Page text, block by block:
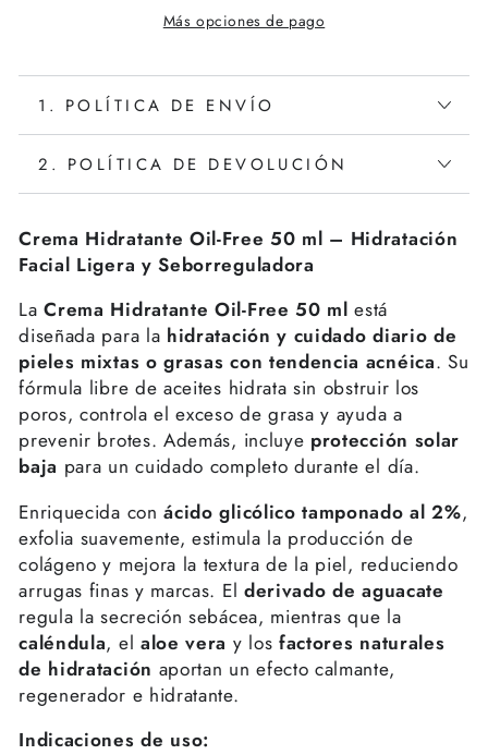
Más opciones de pago
1. POLÍTICA DE ENVÍO
2. POLÍTICA DE DEVOLUCIÓN
Crema Hidratante Oil-Free 50 ml – Hidratación
Facial Ligera y Seborreguladora
LaCrema Hidratante Oil-Free 50 ml está
diseñada para la hidratación y cuidado diario de
pieles mixtas o grasas con tendencia acnéica. Su
fórmula libre de aceites hidrata sin obstruir los
poros, controla el exceso de grasa y ayuda a
prevenir brotes. Además, incluye protección solar
baja para un cuidado completo durante el día.
Enriquecida conácido glicólico tamponado al 2%,
exfolia suavemente, estimula la producción de
colágeno y mejora la textura de la piel, reduciendo
arrugas finas y marcas. El derivado de aguacate
regula la secreción sebácea, mientras que la
caléndula, el aloe vera y los factores naturales
de hidratación aportan un efecto calmante,
regenerador e hidratante.
Indicaciones de uso: